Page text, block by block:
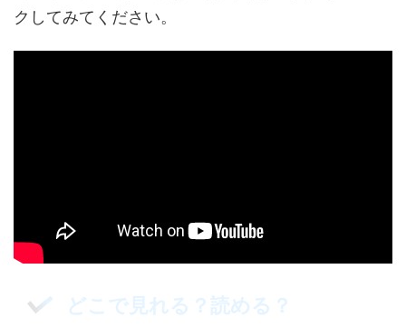
クしてみてください。
どこで見れる？読める？